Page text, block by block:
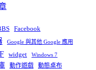
Facebook
Google 與其他 Google 應用
widget Windows 7
動作遊戲 動態桌布